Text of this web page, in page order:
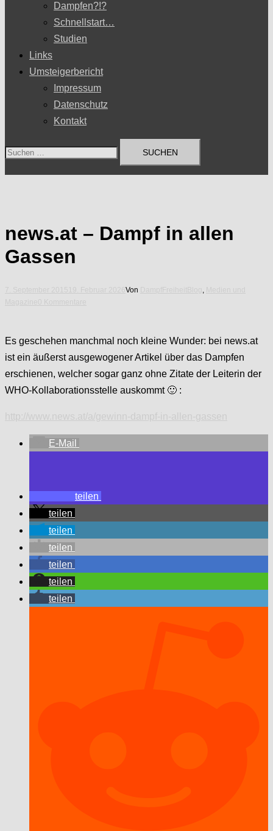
Dampfen?!?
Schnellstart…
Studien
Links
Umsteigerbericht
Impressum
Datenschutz
Kontakt
Suchen
news.at – Dampf in allen
Gassen
Von ,
Es geschehen manchmal noch kleine Wunder: bei news.at
ist ein äußerst ausgewogener Artikel über das Dampfen
erschienen, welcher sogar ganz ohne Zitate der Leiterin der
WHO-Kollaborationsstelle auskommt 🙂 :
E-Mail
teilen
teilen
teilen
teilen
teilen
teilen
teilen